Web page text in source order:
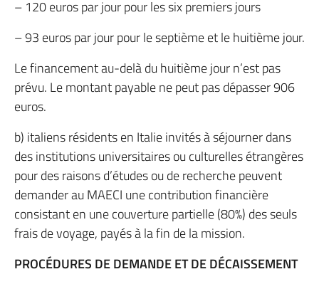
– 120 euros par jour pour les six premiers jours
– 93 euros par jour pour le septième et le huitième jour.
Le financement au-delà du huitième jour n’est pas
prévu. Le montant payable ne peut pas dépasser 906
euros.
b) italiens résidents en Italie invités à séjourner dans
des institutions universitaires ou culturelles étrangères
pour des raisons d’études ou de recherche peuvent
demander au MAECI une contribution financière
consistant en une couverture partielle (80%) des seuls
frais de voyage, payés à la fin de la mission.
PROCÉDURES DE DEMANDE ET DE DÉCAISSEMENT